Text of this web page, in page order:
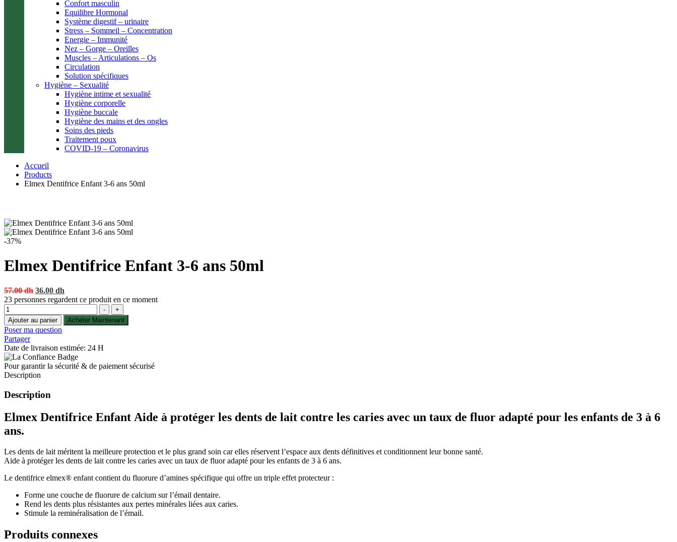
Confort masculin
Equilibre Hormonal
Système digestif – urinaire
Stress – Sommeil – Concentration
Energie – Immunité
Nez – Gorge – Oreilles
Muscles – Articulations – Os
Circulation
Solution spécifiques
Hygiène – Sexualité
Hygiène intime et sexualité
Hygiène corporelle
Hygiène buccale
Hygiène des mains et des ongles
Soins des pieds
Traitement poux
COVID-19 – Coronavirus
Accueil
Products
Elmex Dentifrice Enfant 3-6 ans 50ml
-37%
Elmex Dentifrice Enfant 3-6 ans 50ml
57.00dh Original
price
57.00 dh.
36.00 dh
price
36.00 dh.
23 personnes regardent ce produit en ce moment
Quantité
-
+
Ajouter au panier
Acheter Maintenant
Poser ma question
Partager
Date de livraison estimée: 24 H
Pour garantir la sécurité & de paiement sécurisé
Description
Description
Elmex Dentifrice Enfant Aide à protéger les dents de lait contre les caries avec un taux de fluor adapté pour les enfants de 3 à 6
ans.
Les dents de lait méritent la meilleure protection et le plus grand soin car elles réservent l’espace aux dents définitives et conditionnent leur bonne santé.
Aide à protéger les dents de lait contre les caries avec un taux de fluor adapté pour les enfants de 3 à 6 ans.
Le dentifrice elmex® enfant contient du fluorure d’amines spécifique qui offre un triple effet protecteur :
Forme une couche de fluorure de calcium sur l’émail dentaire.
Rend les dents plus résistantes aux pertes minérales liées aux caries.
Stimule la reminéralisation de l’émail.
Produits connexes